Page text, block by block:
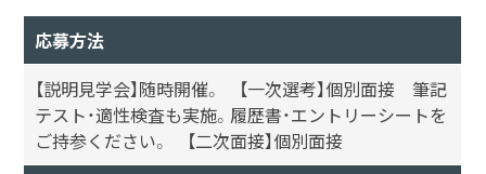
応募方法
【説明見学会】随時開催。 【一次選考】個別面接 筆記
テスト・適性検査も実施。履歴書・エントリーシートを
ご持参ください。 【二次面接】個別面接